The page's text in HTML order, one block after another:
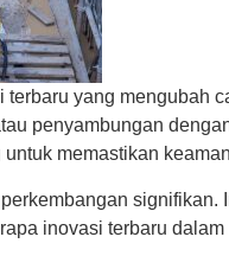
yang mengubah
penyambungan
memastikan
inovasi terbaru